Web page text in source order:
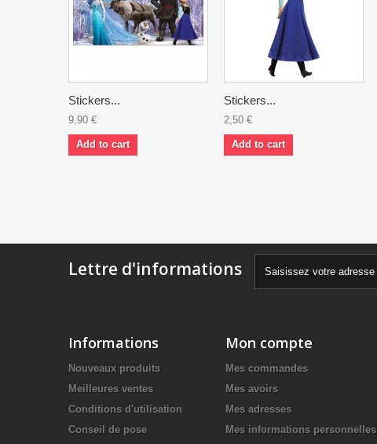
Stickers...
9,90 €
Add to cart
Stickers...
2,50 €
Add to cart
Lettre d'informations
Informations
Nouveaux produits
Meilleures ventes
Conditions d'utilisation
Conseil de pose
Mon compte
Mes commandes
Mes avoirs
Mes adresses
Mes informations personnelles